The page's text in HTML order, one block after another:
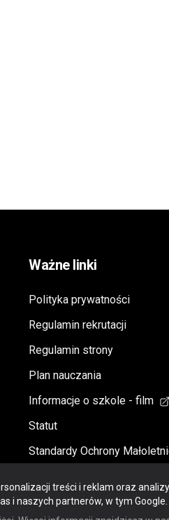
treści i reklam oraz
i naszych partnerów, w tym Google.
Ważne linki
Polityka prywatności
Regulamin rekrutacji
Regulamin strony
Plan nauczania
Informacje o szkole - film
Statut
Standardy Ochrony